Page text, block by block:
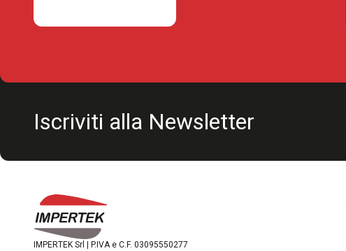
Iscriviti alla Newsletter
IMPERTEK Srl | P.IVA e C.F. 03095550277